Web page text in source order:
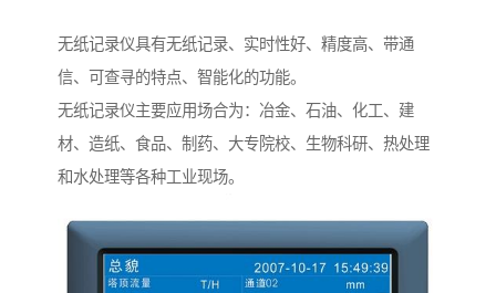
无纸记录仪具有无纸记录、实时性好、精度高、带通
信、可查寻的特点、智能化的功能。
无纸记录仪主要应用场合为：冶金、石油、化工、建
材、造纸、食品、制药、大专院校、生物科研、热处理
和水处理等各种工业现场。